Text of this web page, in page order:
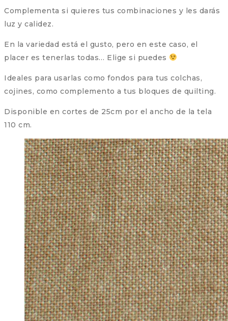
Complementa si quieres tus combinaciones y les darás
luz y calidez.
En la variedad está el gusto, pero en este caso, el
placer es tenerlas todas… Elige si puedes
Ideales para usarlas como fondos para tus colchas,
cojines, como complemento a tus bloques de quilting.
Disponible en cortes de 25cm por el ancho de la tela
110 cm.